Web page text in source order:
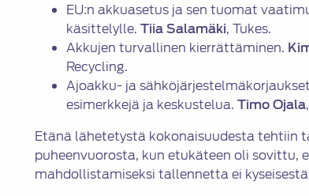
EU:n akkuasetus ja sen tuomat
käsittelylle. Tiia Salamäki, Tukes.
Akkujen turvallinen kierrättäminen.
Recycling.
Ajoakku- ja
esimerkkejä ja keskustelua. Timo Ojala
Etänä lähetetystä kokonaisuudesta tehtiin
puheenvuorosta, kun etukäteen oli sovittu,
mahdollistamiseksi tallennetta ei